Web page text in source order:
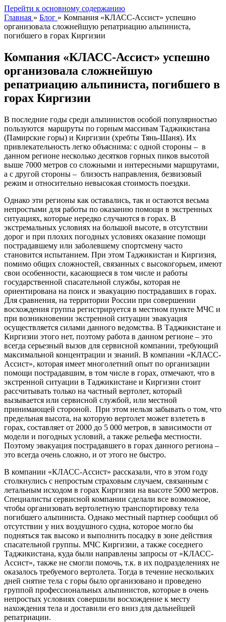
Перейти к основному содержанию
Главная » Блог » Компания «КЛАСС-Ассист» успешно
организовала сложнейшую репатриацию альпиниста,
погибшего в горах Киргизии
Компания «КЛАСС-Ассист» успешно
организовала сложнейшую
репатриацию альпиниста, погибшего в
горах Киргизии
В последние годы среди альпинистов особой популярностью
пользуются маршруты по горным массивам Таджикистана
(Памирские горы) и Киргизии (хребты Тянь-Шаня). Их
привлекательность легко объяснима: с одной стороны – в
данном регионе несколько десятков горных пиков высотой
выше 7000 метров со сложными и интересными маршрутами,
а с другой стороны – близость направления, безвизовый
режим и относительно невысокая стоимость поездки.
Однако эти регионы как оставались, так и остаются весьма
непростыми для работы по оказанию помощи в экстренных
ситуациях, которые нередко случаются в горах. В
экстремальных условиях на большой высоте, в отсутствии
дорог и при плохих погодных условиях оказание помощи
пострадавшему или заболевшему спортсмену часто
становится испытанием. При этом Таджикистан и Киргизия,
помимо общих сложностей, связанных с высокогорьем, имеют
свои особенности, касающиеся в том числе и работы
государственной спасательной службы, которая не
ориентирована на поиск и эвакуацию пострадавших в горах.
Для сравнения, на территории России при совершении
восхождения группа регистрируется в местном пункте МЧС и
при возникновении экстренной ситуации эвакуация
осуществляется силами данного ведомства. В Таджикистане и
Киргизии этого нет, поэтому работа в данном регионе – это
всегда серьезный вызов для сервисной компании, требующий
максимальной концентрации и знаний. В компании «КЛАСС-
Ассист», которая имеет многолетний опыт по организации
помощи пострадавшим, в том числе в горах, отмечают, что в
экстренной ситуации в Таджикистане и Киргизии стоит
рассчитывать только на частный вертолет, который
вызывается или сервисной службой, или местной
принимающей стороной. При этом нельзя забывать о том, что
предельная высота, на которую вертолет может взлететь в
горах, составляет от 2000 до 5 000 метров, в зависимости от
модели и погодных условий, а также рельефа местности.
Поэтому эвакуация пострадавшего в горах данного региона –
это всегда очень сложно, и от этого не быстро.
В компании «КЛАСС-Ассист» рассказали, что в этом году
столкнулись с непростым страховым случаем, связанным с
летальным исходом в горах Киргизии на высоте 5000 метров.
Специалисты сервисной компании сделали все возможное,
чтобы организовать вертолетную транспортировку тела
погибшего альпиниста. Однако местный партнер сообщил об
отсутствии у них воздушного судна, которое могло бы
подняться так высоко и выполнить посадку в зоне действия
спасательной группы. МЧС Киргизии, а также соседнего
Таджикистана, куда были направлены запросы от «КЛАСС-
Ассист», также не смогли помочь, т.к. в их подразделениях не
оказалось требуемого вертолета. Тогда в течение нескольких
дней снятие тела с горы было организовано и проведено
группой профессиональных альпинистов, которые в очень
непростых условиях совершили восхождение к месту
нахождения тела и доставили его вниз для дальнейшей
репатриации.